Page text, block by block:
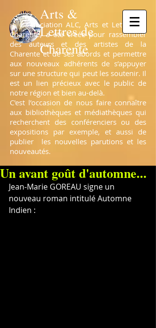
Arts &
Lettres de
Charente
L’association ALC, Arts et Lettres de
Charente, a été créée pour rassembler
des auteurs et des artistes de la
Charente et de ses abords et permettre
aux nouveaux adhérents de s’appuyer
sur une structure qui peut les soutenir. Il
est un lien précieux avec le public de
notre région et bien au-delà.
C'est l’occasion de nous faire connaître
aux bibliothèques et médiathèques qui
recherchent des conférenciers ou des
expositions par exemple, et aussi de
publier les nouvelles parutions et les
nouveautés.
Un avant goût d'automne...
Jean-Marie GOREAU signe un
nouveau roman intitulé Automne
Indien :